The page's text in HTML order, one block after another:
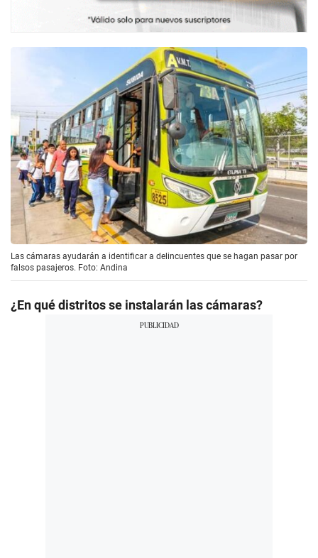
Las cámaras ayudarán a identificar a delincuentes que se hagan pasar por
falsos pasajeros. Foto: Andina
¿En qué distritos se instalarán las cámaras?